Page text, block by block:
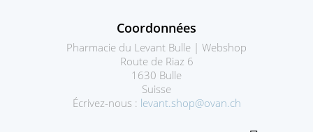
Coordonnées
Pharmacie du Levant Bulle | Webshop
Route de Riaz 6
1630 Bulle
Suisse
Écrivez-nous : levant.shop@ovan.ch